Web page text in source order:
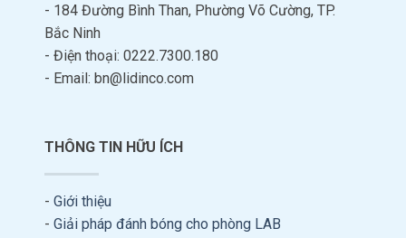
- 184 Đường Bình Than, Phường Võ Cường, TP.
Bắc Ninh
- Điện thoại: 0222.7300.180
- Email: bn@lidinco.com
THÔNG TIN HỮU ÍCH
- Giới thiệu
- Giải pháp đánh bóng cho phòng LAB